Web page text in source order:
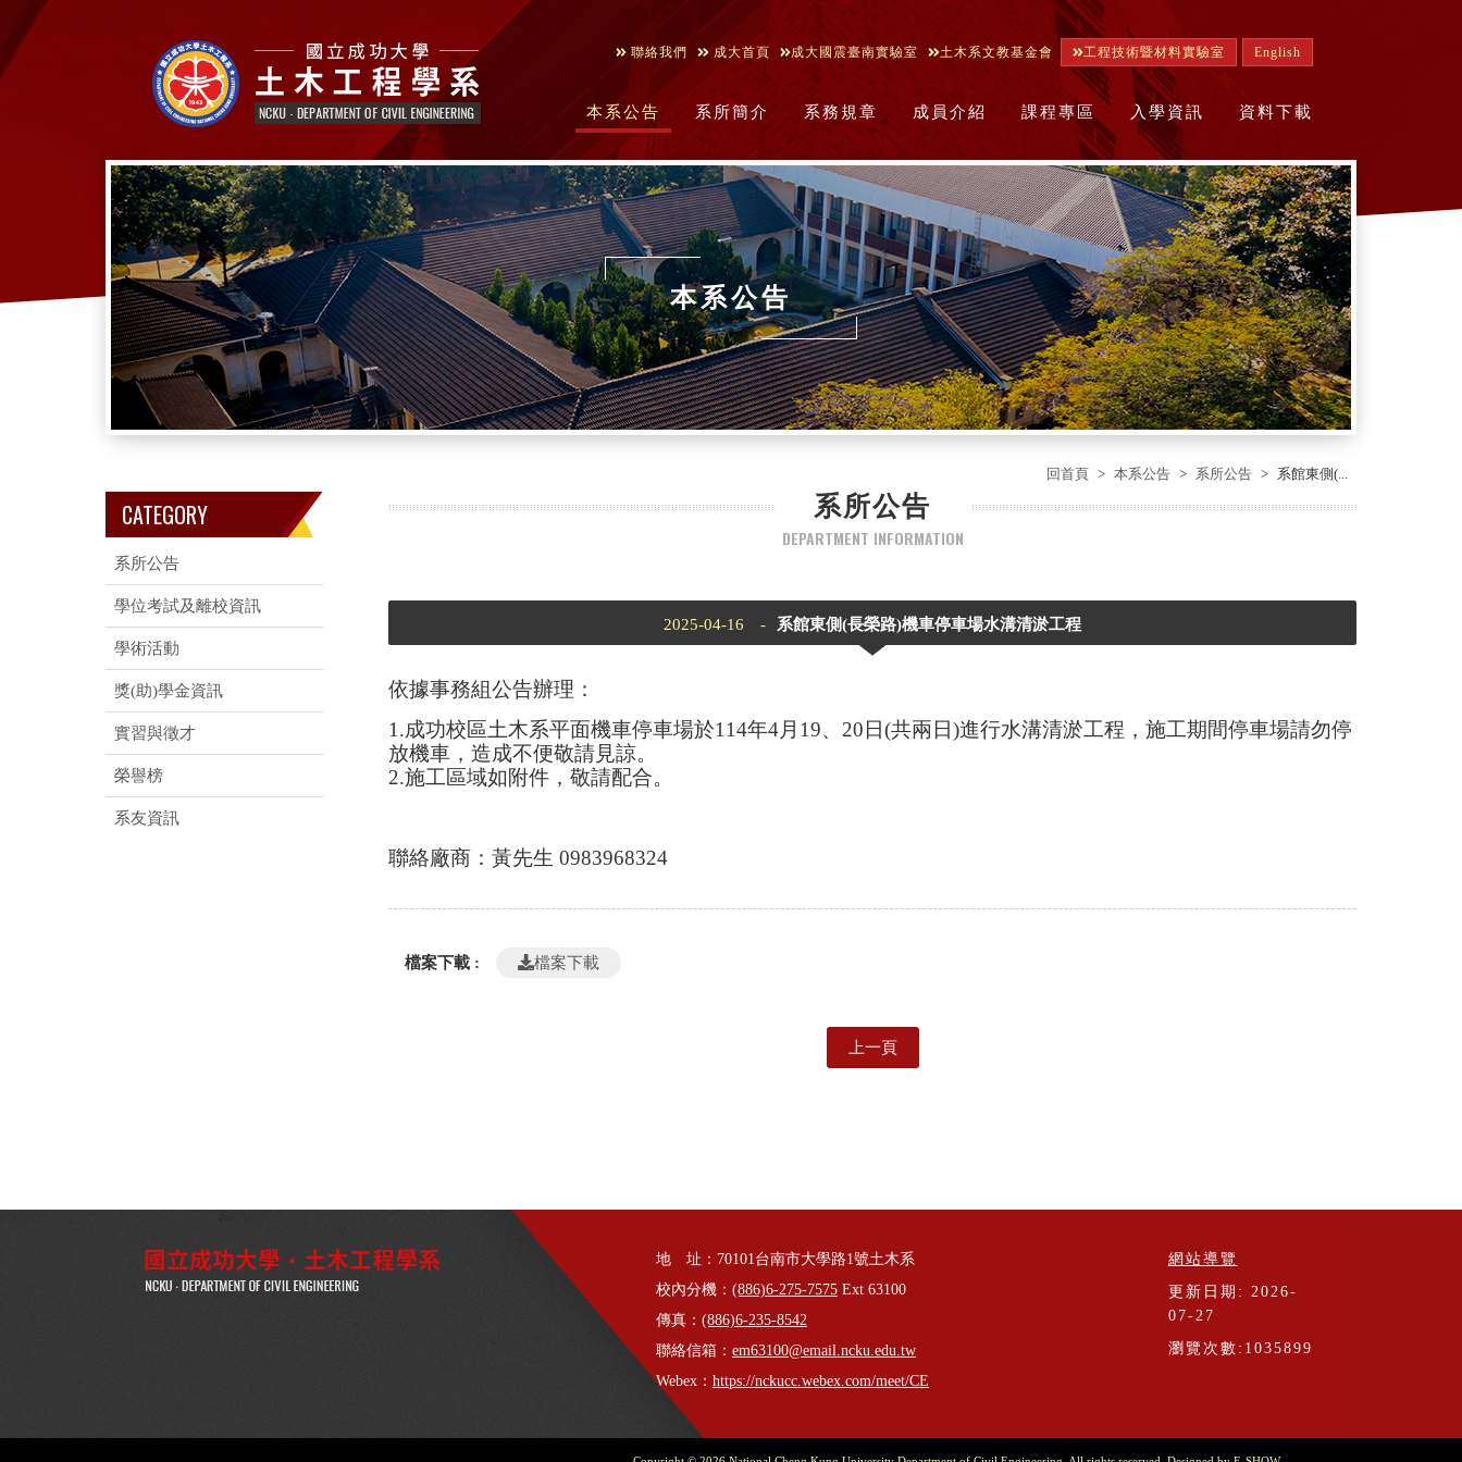
聯絡我們 成大首頁 成大國震臺南實驗室 土木系文教基金會 工程技術暨材料實驗室 English
本系公告 系所簡介 系務規章 成員介紹 課程專區 入學資訊 資料下載
本系公告
回首頁 本系公告 系所公告 系館東側(...
CATEGORY
系所公告
學位考試及離校資訊
學術活動
獎(助)學金資訊
實習與徵才
榮譽榜
系友資訊
系所公告
DEPARTMENT INFORMATION
2025-04-16 - 系館東側(長榮路)機車停車場水溝清淤工程
依據事務組公告辦理：
1.成功校區土木系平面機車停車場於114年4月19、20日(共兩日)進行水溝清淤工程，施工期間停車場請勿停
放機車，造成不便敬請見諒。
2.施工區域如附件，敬請配合。
聯絡廠商：黃先生 0983968324
檔案下載 : 檔案下載
上一頁
地 址：70101台南市大學路1號土木系
校內分機： (886)6-275-7575Ext 63100
傳真： (886)6-235-8542
聯絡信箱： em63100@email.ncku.edu.tw
Webex： https://nckucc.webex.com/meet/CE
網站導覽
更新日期: 2026-
07-27
瀏覽次數:1035899